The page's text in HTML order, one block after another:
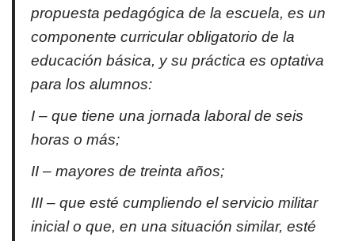
propuesta pedagógica de la escuela, es un
componente curricular obligatorio de la
educación básica, y su práctica es optativa
para los alumnos:
I – que tiene una jornada laboral de seis
horas o más;
II – mayores de treinta años;
III – que esté cumpliendo el servicio militar
inicial o que, en una situación similar, esté